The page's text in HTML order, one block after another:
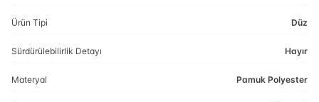
Ürün Tipi Düz
Sürdürülebilirlik Detayı Hayır
Materyal Pamuk Polyester